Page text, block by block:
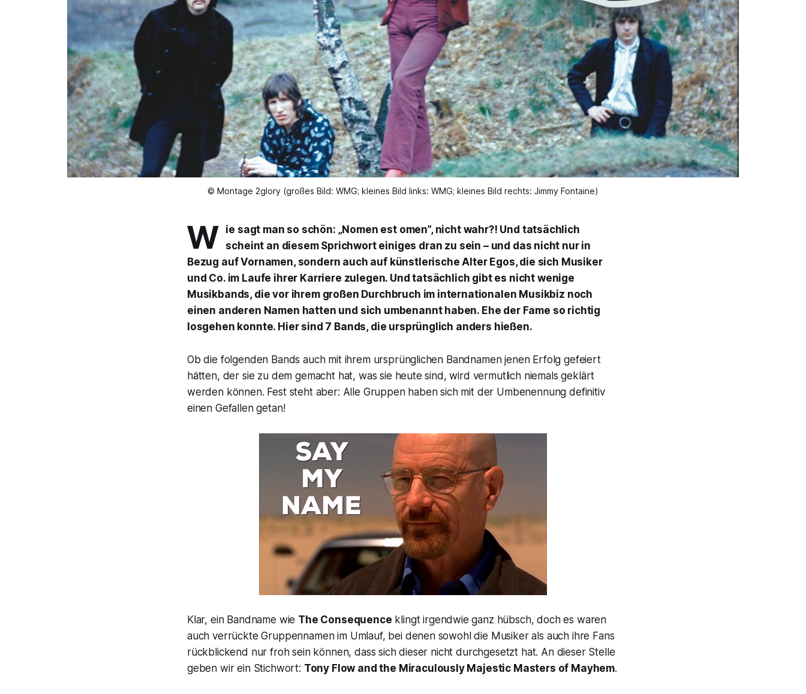
© Montage 2glory (großes Bild: WMG; kleines Bild links: WMG; kleines Bild rechts: Jimmy Fontaine)
W ie sagt man so schön: „Nomen est omen”, nicht wahr?! Und tatsächlich
scheint an diesem Sprichwort einiges dran zu sein – und das nicht nur in
Bezug auf Vornamen, sondern auch auf künstlerische Alter Egos, die sich Musiker
und Co. im Laufe ihrer Karriere zulegen. Und tatsächlich gibt es nicht wenige
Musikbands, die vor ihrem großen Durchbruch im internationalen Musikbiz noch
einen anderen Namen hatten und sich umbenannt haben. Ehe der Fame so richtig
losgehen konnte. Hier sind 7 Bands, die ursprünglich anders hießen.
Ob die folgenden Bands auch mit ihrem ursprünglichen Bandnamen jenen Erfolg gefeiert
hätten, der sie zu dem gemacht hat, was sie heute sind, wird vermutlich niemals geklärt
werden können. Fest steht aber: Alle Gruppen haben sich mit der Umbenennung definitiv
einen Gefallen getan!
Klar, ein Bandname wie The Consequence klingt irgendwie ganz hübsch, doch es waren
auch verrückte Gruppennamen im Umlauf, bei denen sowohl die Musiker als auch ihre Fans
rückblickend nur froh sein können, dass sich dieser nicht durchgesetzt hat. An dieser Stelle
geben wir ein Stichwort: Tony Flow and the Miraculously Majestic Masters of Mayhem.